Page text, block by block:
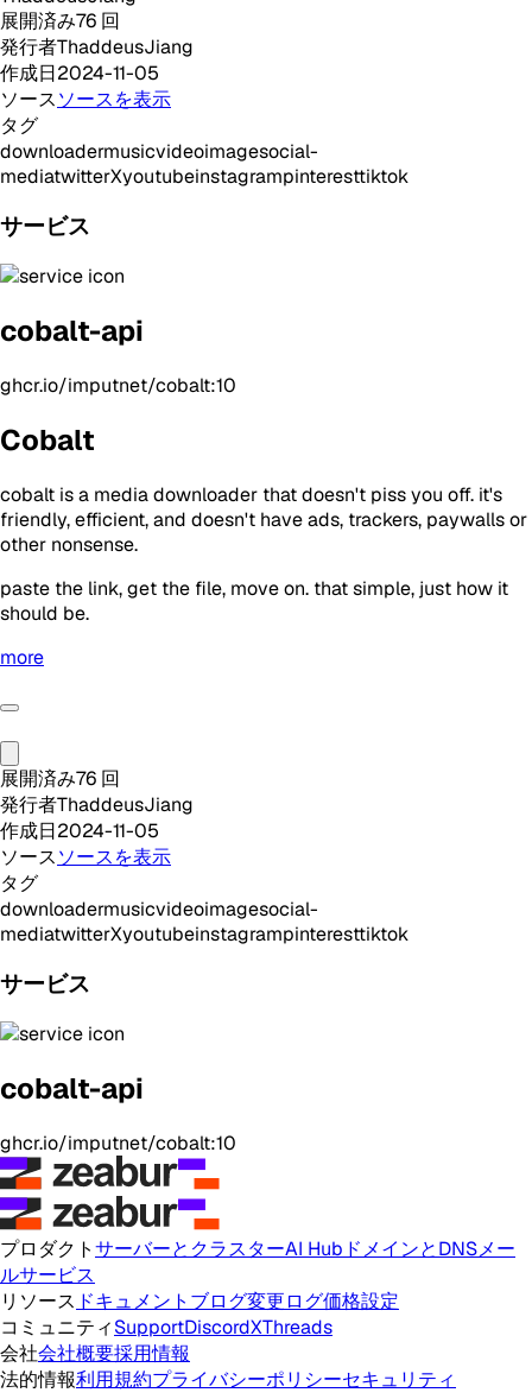
展開済み76 回
発行者ThaddeusJiang
作成日2024-11-05
ソースソースを表示
タグ
downloadermusicvideoimagesocial-
mediatwitterXyoutubeinstagrampinteresttiktok
サービス
cobalt-api
ghcr.io/imputnet/cobalt:10
Cobalt
cobalt is a media downloader that doesn't piss you off. it's
friendly, efficient, and doesn't have ads, trackers, paywalls or
other nonsense.
paste the link, get the file, move on. that simple, just how it
should be.
more
展開済み76 回
発行者ThaddeusJiang
作成日2024-11-05
ソースソースを表示
タグ
downloadermusicvideoimagesocial-
mediatwitterXyoutubeinstagrampinteresttiktok
サービス
cobalt-api
ghcr.io/imputnet/cobalt:10
プロダクトサーバーとクラスターAI Hub ドメインとDNSメー
ルサービス
リソース ドキュメント ブログ変更ログ価格設定
コミュニティSupportDiscordXThreads
会社会社概要採用情報
法的情報利用規約プライバシーポリシーセキュリティ